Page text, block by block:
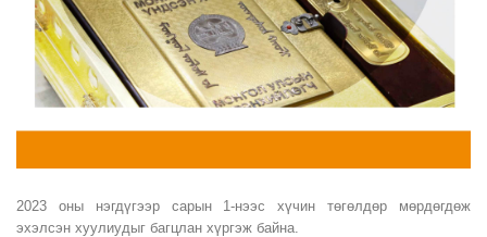
2023 оны нэгдүгээр сарын 1-нээс хүчин төгөлдөр мөрдөгдөж
эхэлсэн хуулиудыг багцлан хүргэж байна.